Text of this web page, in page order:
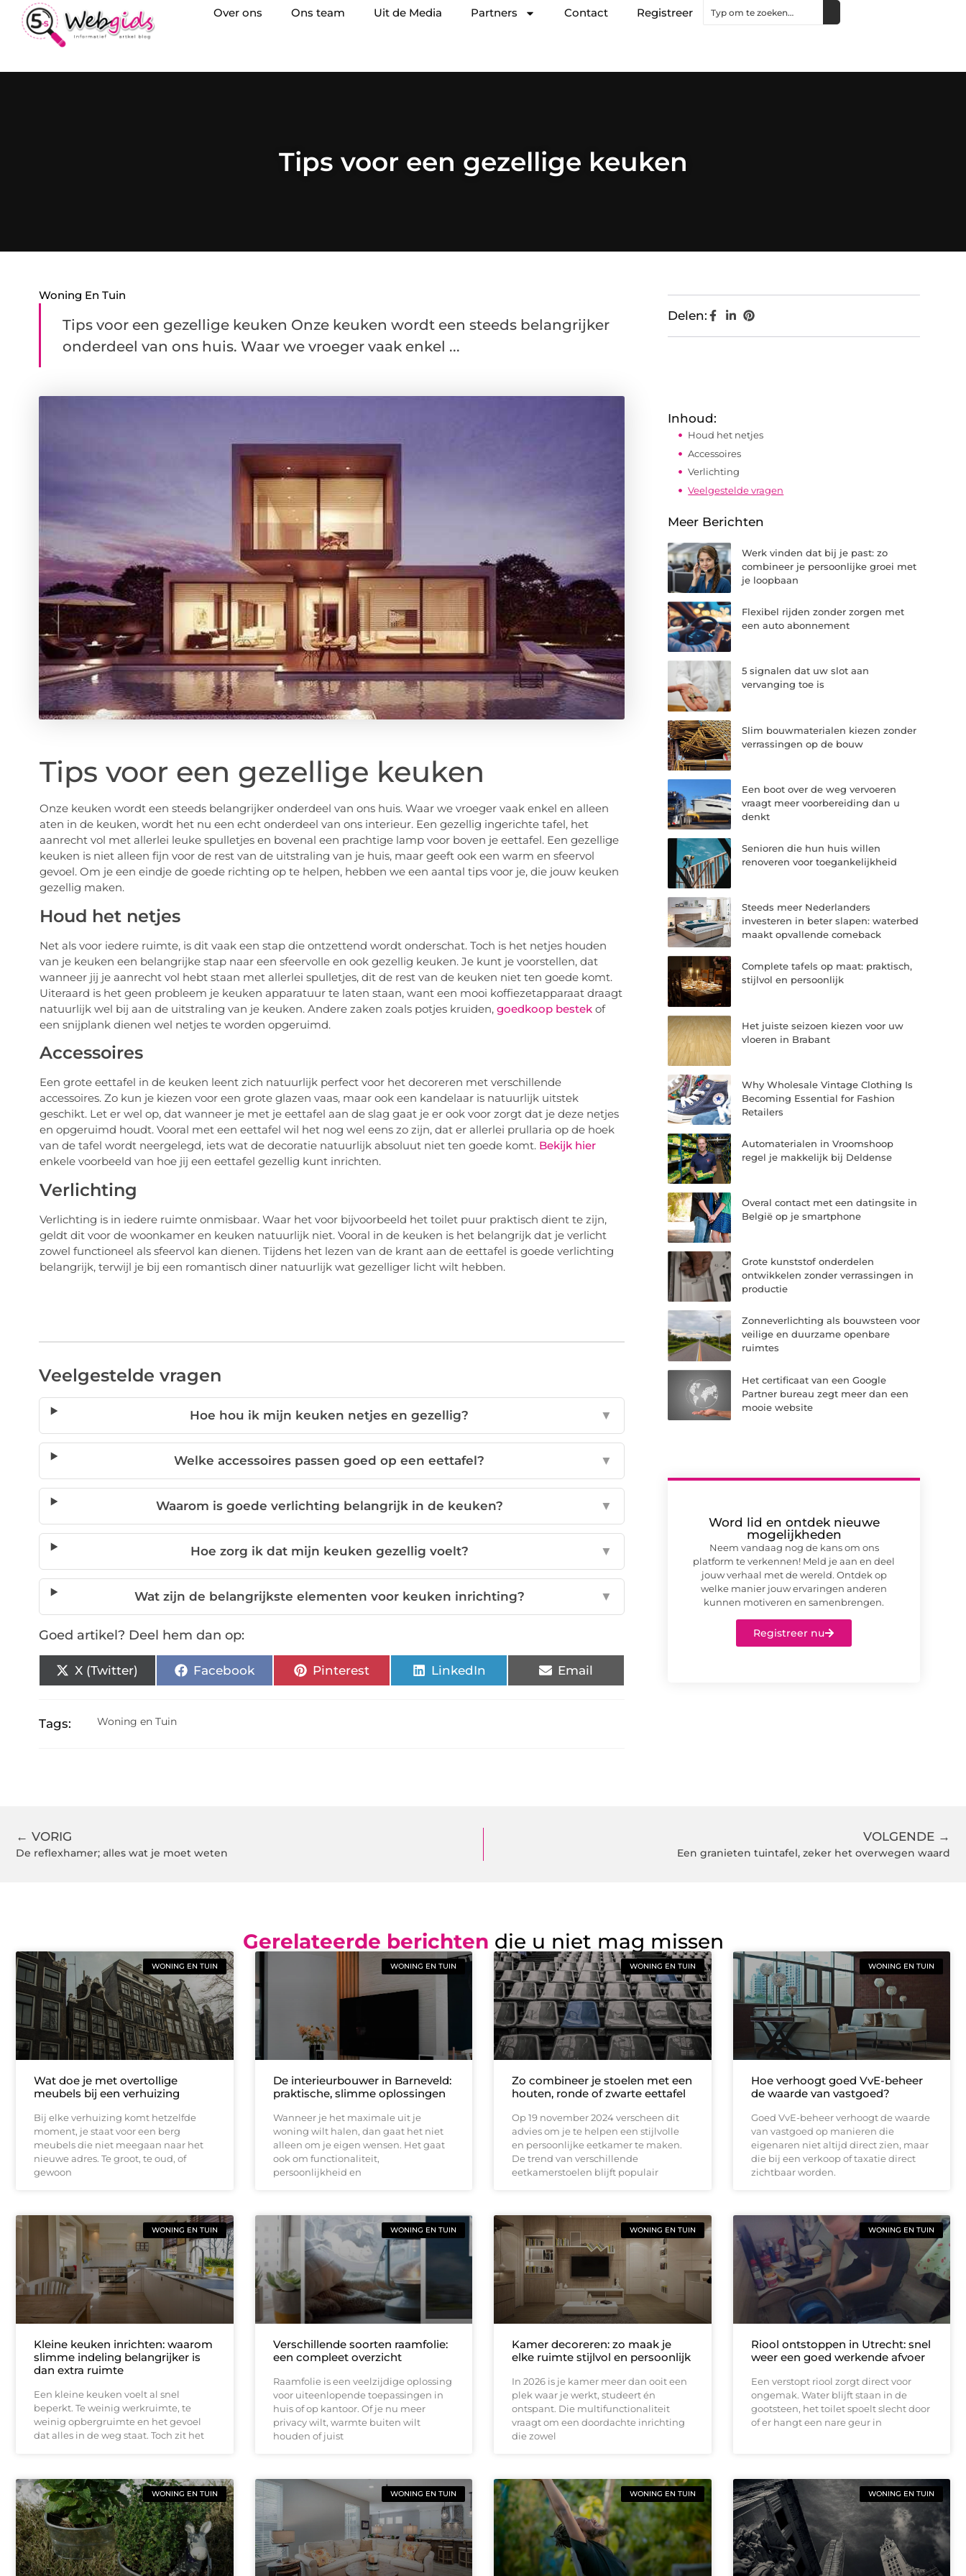
Over ons Ons team Uit de Media Partners Contact Registreer
Tips voor een gezellige keuken
Woning En Tuin
Tips voor een gezellige keuken Onze keuken wordt een steeds belangrijker
onderdeel van ons huis. Waar we vroeger vaak enkel ...
Tips voor een gezellige keuken
Onze keuken wordt een steeds belangrijker onderdeel van ons huis. Waar we vroeger vaak enkel en alleen
aten in de keuken, wordt het nu een echt onderdeel van ons interieur. Een gezellig ingerichte tafel, het
aanrecht vol met allerlei leuke spulletjes en bovenal een prachtige lamp voor boven je eettafel. Een gezellige
keuken is niet alleen fijn voor de rest van de uitstraling van je huis, maar geeft ook een warm en sfeervol
gevoel. Om je een eindje de goede richting op te helpen, hebben we een aantal tips voor je, die jouw keuken
gezellig maken.
Houd het netjes
Net als voor iedere ruimte, is dit vaak een stap die ontzettend wordt onderschat. Toch is het netjes houden
van je keuken een belangrijke stap naar een sfeervolle en ook gezellig keuken. Je kunt je voorstellen, dat
wanneer jij je aanrecht vol hebt staan met allerlei spulletjes, dit de rest van de keuken niet ten goede komt.
Uiteraard is het geen probleem je keuken apparatuur te laten staan, want een mooi koffiezetapparaat draagt
natuurlijk wel bij aan de uitstraling van je keuken. Andere zaken zoals potjes kruiden, goedkoop bestekof
een snijplank dienen wel netjes te worden opgeruimd.
Accessoires
Een grote eettafel in de keuken leent zich natuurlijk perfect voor het decoreren met verschillende
accessoires. Zo kun je kiezen voor een grote glazen vaas, maar ook een kandelaar is natuurlijk uitstek
geschikt. Let er wel op, dat wanneer je met je eettafel aan de slag gaat je er ook voor zorgt dat je deze netjes
en opgeruimd houdt. Vooral met een eettafel wil het nog wel eens zo zijn, dat er allerlei prullaria op de hoek
van de tafel wordt neergelegd, iets wat de decoratie natuurlijk absoluut niet ten goede komt. Bekijk hier
enkele voorbeeld van hoe jij een eettafel gezellig kunt inrichten.
Verlichting
Verlichting is in iedere ruimte onmisbaar. Waar het voor bijvoorbeeld het toilet puur praktisch dient te zijn,
geldt dit voor de woonkamer en keuken natuurlijk niet. Vooral in de keuken is het belangrijk dat je verlicht
zowel functioneel als sfeervol kan dienen. Tijdens het lezen van de krant aan de eettafel is goede verlichting
belangrijk, terwijl je bij een romantisch diner natuurlijk wat gezelliger licht wilt hebben.
Veelgestelde vragen
Hoe hou ik mijn keuken netjes en gezellig? ▼
Welke accessoires passen goed op een eettafel? ▼
Waarom is goede verlichting belangrijk in de keuken? ▼
Hoe zorg ik dat mijn keuken gezellig voelt? ▼
Wat zijn de belangrijkste elementen voor keuken inrichting? ▼
Goed artikel? Deel hem dan op:
X (Twitter) Facebook Pinterest LinkedIn Email
Tags: Woning en Tuin
Delen:
Inhoud:
Houd het netjes
Accessoires
Verlichting
Veelgestelde vragen
Meer Berichten
Werk vinden dat bij je past: zo
combineer je persoonlijke groei met
je loopbaan
Flexibel rijden zonder zorgen met
een auto abonnement
5 signalen dat uw slot aan
vervanging toe is
Slim bouwmaterialen kiezen zonder
verrassingen op de bouw
Een boot over de weg vervoeren
vraagt meer voorbereiding dan u
denkt
Senioren die hun huis willen
renoveren voor toegankelijkheid
Steeds meer Nederlanders
investeren in beter slapen: waterbed
maakt opvallende comeback
Complete tafels op maat: praktisch,
stijlvol en persoonlijk
Het juiste seizoen kiezen voor uw
vloeren in Brabant
Why Wholesale Vintage Clothing Is
Becoming Essential for Fashion
Retailers
Automaterialen in Vroomshoop
regel je makkelijk bij Deldense
Overal contact met een datingsite in
België op je smartphone
Grote kunststof onderdelen
ontwikkelen zonder verrassingen in
productie
Zonneverlichting als bouwsteen voor
veilige en duurzame openbare
ruimtes
Het certificaat van een Google
Partner bureau zegt meer dan een
mooie website
Word lid en ontdek nieuwe
mogelijkheden
Neem vandaag nog de kans om ons
platform te verkennen! Meld je aan en deel
jouw verhaal met de wereld. Ontdek op
welke manier jouw ervaringen anderen
kunnen motiveren en samenbrengen.
Registreer nu
← VORIG
De reflexhamer; alles wat je moet weten
VOLGENDE →
Een granieten tuintafel, zeker het overwegen waard
Gerelateerde berichten die u niet mag missen
WONING EN TUIN
Wat doe je met overtollige
meubels bij een verhuizing
Bij elke verhuizing komt hetzelfde
moment, je staat voor een berg
meubels die niet meegaan naar het
nieuwe adres. Te groot, te oud, of
gewoon
WONING EN TUIN
De interieurbouwer in Barneveld:
praktische, slimme oplossingen
Wanneer je het maximale uit je
woning wilt halen, dan gaat het niet
alleen om je eigen wensen. Het gaat
ook om functionaliteit,
persoonlijkheid en
WONING EN TUIN
Zo combineer je stoelen met een
houten, ronde of zwarte eettafel
Op 19 november 2024 verscheen dit
advies om je te helpen een stijlvolle
en persoonlijke eetkamer te maken.
De trend van verschillende
eetkamerstoelen blijft populair
WONING EN TUIN
Hoe verhoogt goed VvE-beheer
de waarde van vastgoed?
Goed VvE-beheer verhoogt de waarde
van vastgoed op manieren die
eigenaren niet altijd direct zien, maar
die bij een verkoop of taxatie direct
zichtbaar worden.
WONING EN TUIN
Kleine keuken inrichten: waarom
slimme indeling belangrijker is
dan extra ruimte
Een kleine keuken voelt al snel
beperkt. Te weinig werkruimte, te
weinig opbergruimte en het gevoel
dat alles in de weg staat. Toch zit het
WONING EN TUIN
Verschillende soorten raamfolie:
een compleet overzicht
Raamfolie is een veelzijdige oplossing
voor uiteenlopende toepassingen in
huis of op kantoor. Of je nu meer
privacy wilt, warmte buiten wilt
houden of juist
WONING EN TUIN
Kamer decoreren: zo maak je
elke ruimte stijlvol en persoonlijk
In 2026 is je kamer meer dan ooit een
plek waar je werkt, studeert én
ontspant. Die multifunctionaliteit
vraagt om een doordachte inrichting
die zowel
WONING EN TUIN
Riool ontstoppen in Utrecht: snel
weer een goed werkende afvoer
Een verstopt riool zorgt direct voor
ongemak. Water blijft staan in de
gootsteen, het toilet spoelt slecht door
of er hangt een nare geur in
WONING EN TUIN WONING EN TUIN WONING EN TUIN WONING EN TUIN